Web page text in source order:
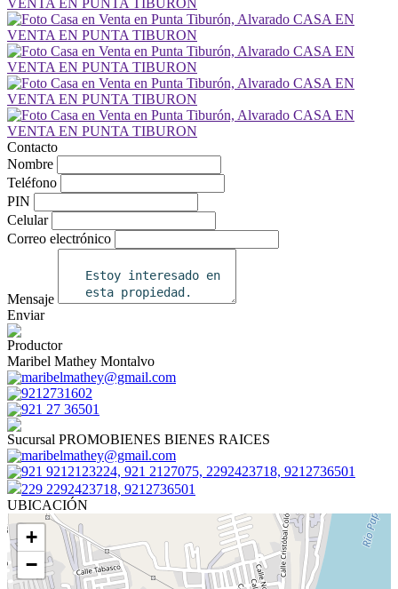
Contacto
Nombre
Teléfono
PIN
Celular
Correo electrónico
Mensaje
Enviar
Productor
Maribel Mathey Montalvo
maribelmathey@gmail.com
9212731602
921 27 36501
Sucursal PROMOBIENES BIENES RAICES
maribelmathey@gmail.com
921 9212123224, 921 2127075, 2292423718, 9212736501
229 2292423718, 9212736501
UBICACIÓN
+
−